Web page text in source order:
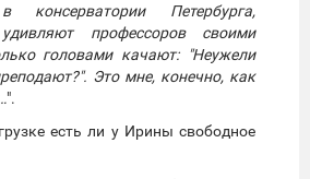
консерватории Петербурга,
удивляют профессоров своими
головами качают: "Неужели
Это мне, конечно, как
".
есть ли у Ирины свободное